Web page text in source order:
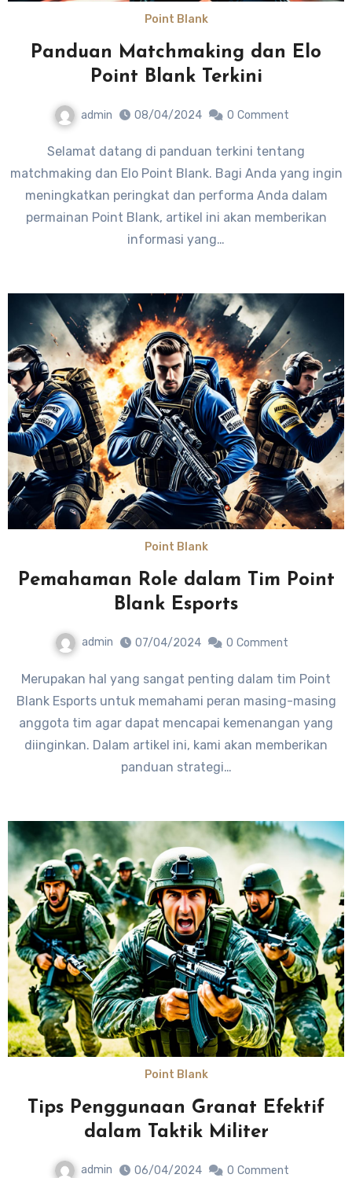
Point Blank
Panduan Matchmaking dan Elo
Point Blank Terkini
admin 08/04/2024 0 Comment
Selamat datang di panduan terkini tentang
matchmaking dan Elo Point Blank. Bagi Anda yang ingin
meningkatkan peringkat dan performa Anda dalam
permainan Point Blank, artikel ini akan memberikan
informasi yang…
Point Blank
Pemahaman Role dalam Tim Point
Blank Esports
admin 07/04/2024 0 Comment
Merupakan hal yang sangat penting dalam tim Point
Blank Esports untuk memahami peran masing-masing
anggota tim agar dapat mencapai kemenangan yang
diinginkan. Dalam artikel ini, kami akan memberikan
panduan strategi…
Point Blank
Tips Penggunaan Granat Efektif
dalam Taktik Militer
admin 06/04/2024 0 Comment